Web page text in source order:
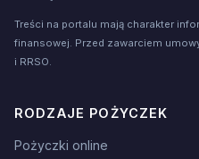
Treści na portalu mają charakter
finansowej. Przed zawarciem
i RRSO.
RODZAJE POŻYCZEK
Pożyczki online